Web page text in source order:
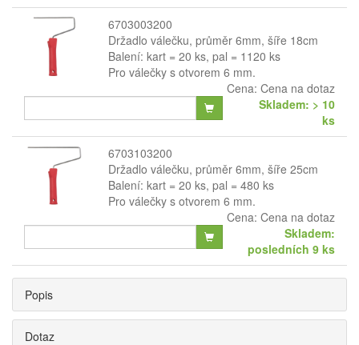
6703003200
Držadlo válečku, průměr 6mm, šíře 18cm
Balení: kart = 20 ks, pal = 1120 ks
Pro válečky s otvorem 6 mm.
Cena: Cena na dotaz
Skladem: > 10
ks
6703103200
Držadlo válečku, průměr 6mm, šíře 25cm
Balení: kart = 20 ks, pal = 480 ks
Pro válečky s otvorem 6 mm.
Cena: Cena na dotaz
Skladem:
posledních 9 ks
Popis
Dotaz